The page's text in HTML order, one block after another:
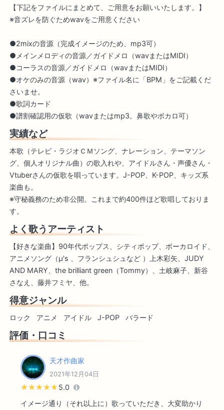
【下記をファイルにまとめて、ご用意をお願いいたします。】
※音ズレを防ぐためwavをご用意ください
●2mixの音源（完成イメージのため、mp3可）
●メインメロディの音源／ガイドメロ（wavまたはMIDI）
●コーラスの音源／ガイドメロ（wavまたはMIDI）
●オケのみの音源（wav）※ファイル名に「BPM」をご記載くだ
さいませ。
●歌詞カード
●譜割確認用の仮歌（wavまたはmp3。鼻歌やボカロ可）
実績など
本歌（テレビ・ラジオＣＭソング、ナレーション、テーマソン
グ、個人オリジナル曲）の歌入れや、アイドルさん・声優さん・
Vtuberさんの仮歌を唄っています。J-POP、K-POP、キッズ系
楽曲も。
※守秘義務のため非公開。これまで約400件ほど歌唱しておりま
す。
よく歌うアーティスト
【好きな楽曲】90年代ポップス、シティポップ、ボーカロイド、
アニメソング（μ's 、フランシュシュなど ）上木彩矢、JUDY
AND MARY、the brilliant green（Tommy）、土岐麻子、新谷
さなえ、藤井フミヤ、他。
得意ジャンル
ロック アニメ アイドル J-POP バラード
評価・口コミ
天才作曲家
2021年12月04日
★★★★★
★★★★★ 5.0
イメージ通り（それ以上に）歌っていただき、大変助かり